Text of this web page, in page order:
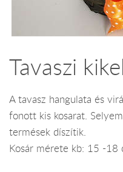
Tavaszi
A tavasz hangulata és
fonott kis kosarat.
termések díszítik.
Kosár mérete kb: 15 -18